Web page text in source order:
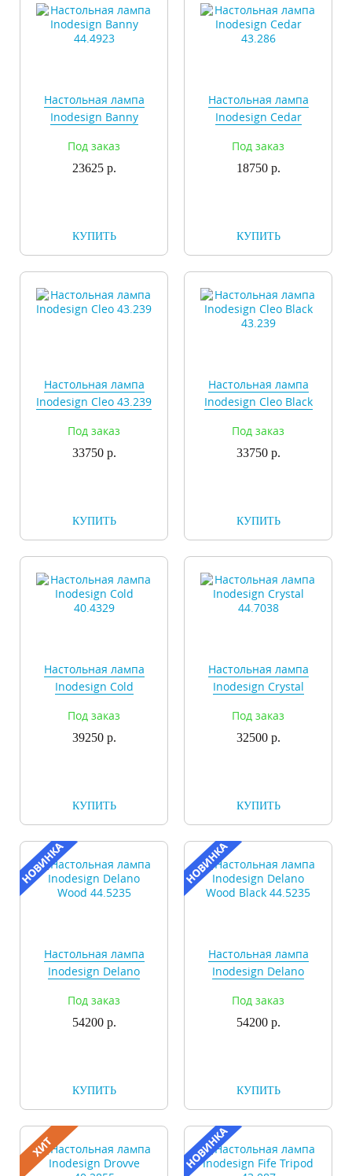
Настольная лампа
Inodesign Banny
Под заказ
23625 р.
КУПИТЬ
Настольная лампа
Inodesign Cedar
Под заказ
18750 р.
КУПИТЬ
Настольная лампа
Inodesign Cleo 43.239
Под заказ
33750 р.
КУПИТЬ
Настольная лампа
Inodesign Cleo Black
Под заказ
33750 р.
КУПИТЬ
Настольная лампа
Inodesign Cold
Под заказ
39250 р.
КУПИТЬ
Настольная лампа
Inodesign Crystal
Под заказ
32500 р.
КУПИТЬ
Настольная лампа
Inodesign Delano
Под заказ
54200 р.
КУПИТЬ
Настольная лампа
Inodesign Delano
Под заказ
54200 р.
КУПИТЬ